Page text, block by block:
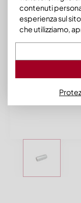
contenuti
esperienza sul
che utilizziamo,